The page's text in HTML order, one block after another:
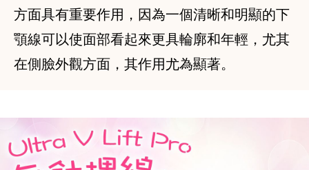
方面具有重要作用，因為一個清晰和明顯的下
顎線可以使面部看起來更具輪廓和年輕，尤其
在側臉外觀方面，其作用尤為顯著。